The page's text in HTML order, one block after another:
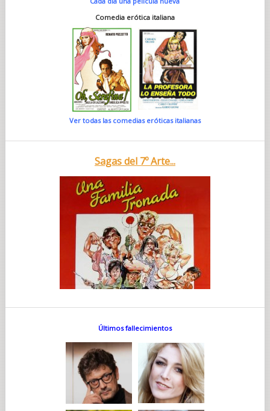
Comedia erótica italiana
Ver todas las comedias eróticas italianas
Sagas del 7º Arte...
Últimos fallecimientos